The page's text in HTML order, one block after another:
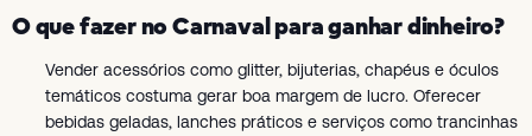
O que fazer no Carnaval para ganhar dinheiro?
Vender acessórios como glitter, bijuterias, chapéus e óculos
temáticos costuma gerar boa margem de lucro. Oferecer
bebidas geladas, lanches práticos e serviços como trancinhas